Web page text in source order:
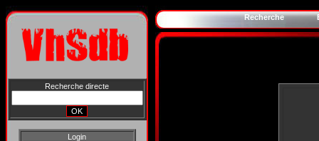
Recherche directe
Login
Recherche